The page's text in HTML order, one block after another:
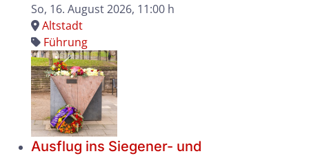
So, 16. August 2026, 11:00 h
Altstadt
Führung
Ausflug ins Siegener- und